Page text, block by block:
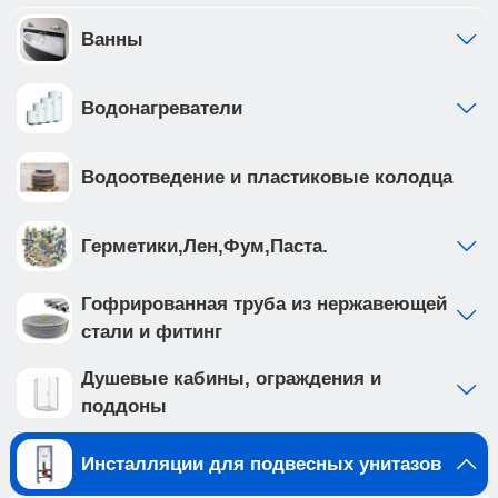
стали с антикоррозийным покрытием, что
обеспечивает надежность и долговечность
комплектом сантехники, который включает
IB.BRA.234.1B1) и клавишу смыва ESTI-O цвета
белый глянцевый, ABS пластик (арт.
смыва TORNADO выполнен из белого фарфора,
и имеет такие особенности как: • система смыва
TORNADO на 20% эфективнее других смывов •
чаша с технологией антивсплеск минимизирует
время использования • наноглазированное
антибактериальное покрытие унитаза
обеспечивает непревзойденный уровень
гигиены, предотвращая размножение бактерий •
в комплекте тонкое, быстросъемное из
Ванны
Водонагреватели
Водоотведение и пластиковые колодца
Герметики,Лен,Фум,Паста.
Гофрированная труба из нержавеющей
стали и фитинг
Душевые кабины, ограждения и
поддоны
Инсталляции для подвесных унитазов